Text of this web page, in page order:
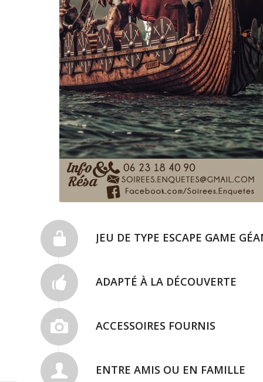
JEU DE TYPE ESCAPE GAME
ADAPTÉ À LA DÉCOUVERTE
ACCESSOIRES FOURNIS
ENTRE AMIS OU EN FAMILLE